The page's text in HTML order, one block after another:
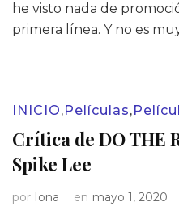
he visto nada de
primera línea. Y no es
INICIO,Películas,
Crítica de DO THE
Spike Lee
por Iona en mayo 1, 2020